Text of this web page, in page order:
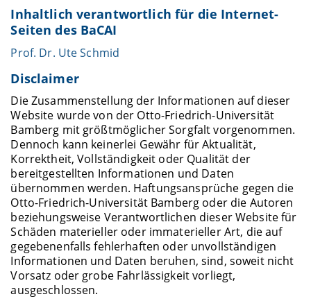
Inhaltlich verantwortlich für die Internet-
Seiten des BaCAI
Prof. Dr. Ute Schmid
Disclaimer
Die Zusammenstellung der Informationen auf dieser
Website wurde von der Otto-Friedrich-Universität
Bamberg mit größtmöglicher Sorgfalt vorgenommen.
Dennoch kann keinerlei Gewähr für Aktualität,
Korrektheit, Vollständigkeit oder Qualität der
bereitgestellten Informationen und Daten
übernommen werden. Haftungsansprüche gegen die
Otto-Friedrich-Universität Bamberg oder die Autoren
beziehungsweise Verantwortlichen dieser Website für
Schäden materieller oder immaterieller Art, die auf
gegebenenfalls fehlerhaften oder unvollständigen
Informationen und Daten beruhen, sind, soweit nicht
Vorsatz oder grobe Fahrlässigkeit vorliegt,
ausgeschlossen.